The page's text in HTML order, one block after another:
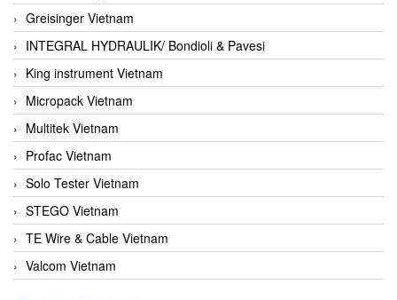
Greisinger Vietnam
INTEGRAL HYDRAULIK/ Bondioli & Pavesi
King instrument Vietnam
Micropack Vietnam
Multitek Vietnam
Profac Vietnam
Solo Tester Vietnam
STEGO Vietnam
TE Wire & Cable Vietnam
Valcom Vietnam